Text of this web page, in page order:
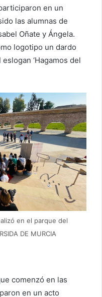
en un
las alumnas de
Oñate y Ángela.
logotipo un dardo
‘Hagamos del
en el parque del
DE MURCIA
comenzó en las
en un acto